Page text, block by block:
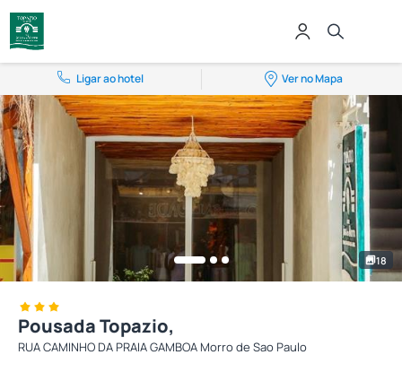
Ligar ao hotel Ver no Mapa
18
Pousada Topazio,
RUA CAMINHO DA PRAIA GAMBOA Morro de Sao Paulo